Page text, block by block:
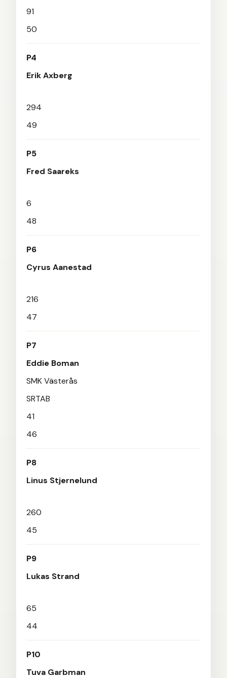
91
50
P4
Erik Axberg
294
49
P5
Fred Saareks
6
48
P6
Cyrus Aanestad
216
47
P7
Eddie Boman
SMK Västerås
SRTAB
41
46
P8
Linus Stjernelund
260
45
P9
Lukas Strand
65
44
P10
Tuva Garbman